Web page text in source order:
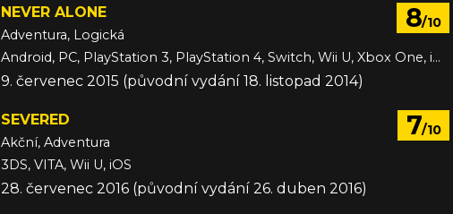
8/10
NEVER ALONE
Adventura, Logická
Android, PC, PlayStation 3, PlayStation 4, Switch, Wii U, Xbox One, iOS
9. červenec 2015 (původní vydání 18. listopad 2014)
7/10
SEVERED
Akční, Adventura
3DS, VITA, Wii U, iOS
28. červenec 2016 (původní vydání 26. duben 2016)